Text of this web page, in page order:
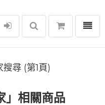
選單
搜尋 (第1頁)
」相關商品